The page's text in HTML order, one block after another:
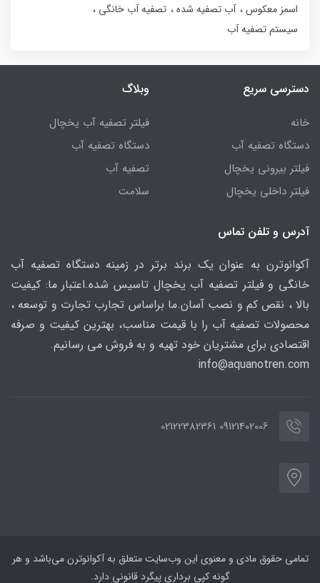
اسمز معکوس
آب تصفیه شده
تصفیه آب خانگی
سیستم تصفیه آب
دسترسی سریع
خانه
دستگاه تصفیه آب
فیلتر بیرونی یخچال
فیلتر داخلی یخچال
وبلاگ
فیلتر تصفیه آب یخچال
دستگاه تصفیه آب
تصفیه آب
سلامت
آدرس و تلفن تماس
آکوانوترن به عنوان یک برند برتر در زمینه دستگاه تصفیه آب
خانگی و فیلتر تصفیه آب یخچال تاسیس شده.اعتبار ما: کیفیت
بالا ، نقص کم و نصب آسان.ما براساس تجارب تجارت و توسعه ،
محصولات تصفیه آب را با قیمت مناسب، بهترین کیفیت و صرفه
اقتصادی برای مشتریان خود تهیه و به فروش می رسانیم.
info@aquanotren.com
09121402006 02122382361
تمامی حقوق مادی و معنوی این وب‌سایت متعلق به آکوانوترن می‌باشد و هر
گونه کپی برداری پیگرد قانونی دارد.